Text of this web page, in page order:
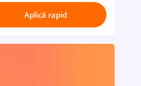
Aplică rapid